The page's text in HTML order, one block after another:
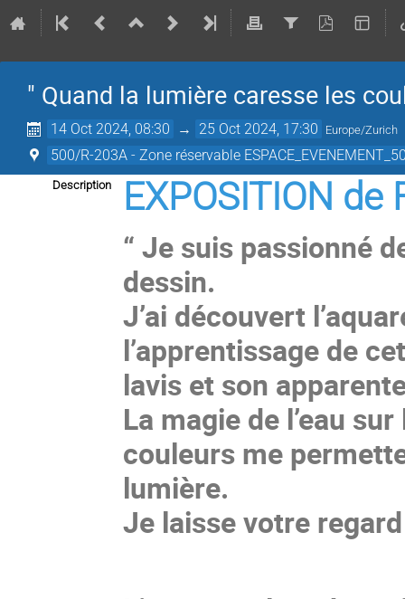
" Quand la lumière caresse les
14 Oct 2024, 08:30 → 25 Oct 2024, 17:30 Europe/Zurich
500/R-203A - Zone réservable
Description EXPOSITION de
“ Je suis passionné
dessin.
J’ai découvert
l’apprentissage de
lavis et son
La magie de l’eau
couleurs me
lumière.
Je laisse votre